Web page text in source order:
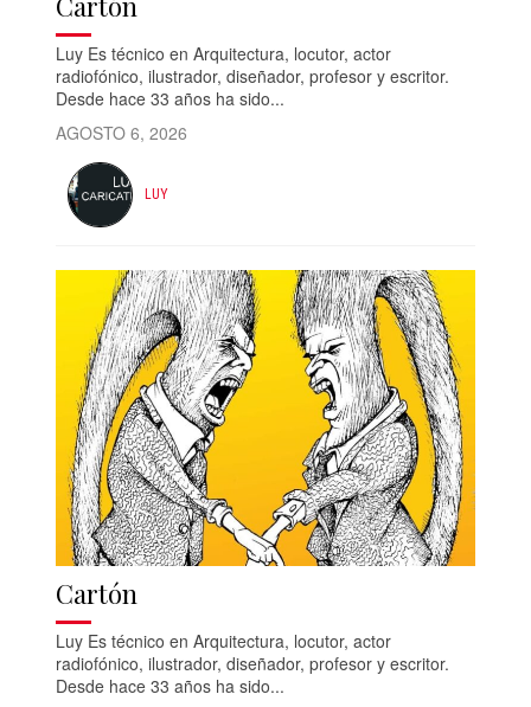
Luy Es técnico en Arquitectura, locutor, actor
radiofónico, ilustrador, diseñador, profesor y escritor.
Desde hace 33 años ha sido...
AGOSTO 6, 2026
LUY
Cartón
Luy Es técnico en Arquitectura, locutor, actor
radiofónico, ilustrador, diseñador, profesor y escritor.
Desde hace 33 años ha sido...